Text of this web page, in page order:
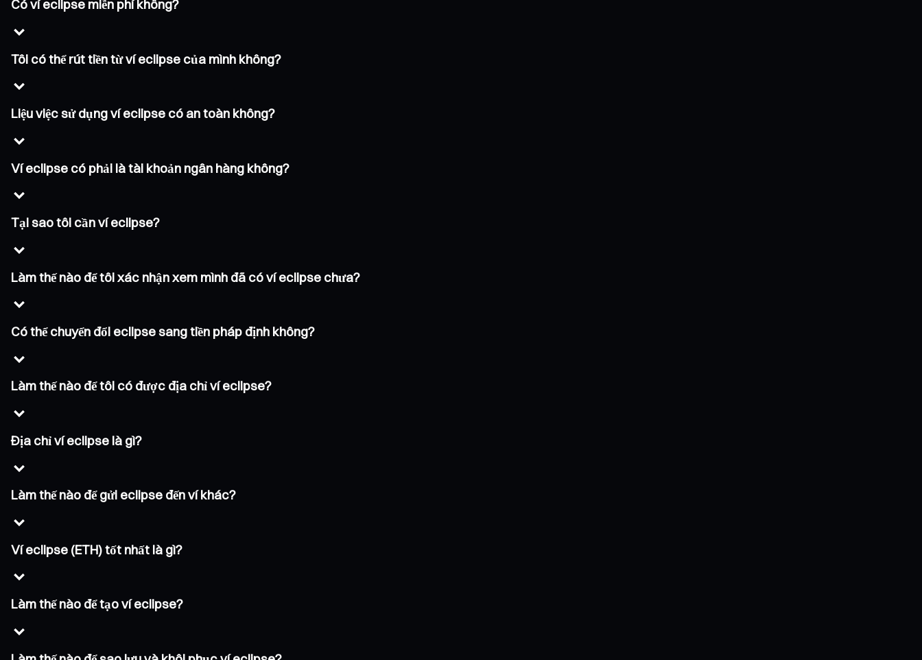
Có ví eclipse miễn phí không?
Tôi có thể rút tiền từ ví eclipse của mình không?
Liệu việc sử dụng ví eclipse có an toàn không?
Ví eclipse có phải là tài khoản ngân hàng không?
Tại sao tôi cần ví eclipse?
Làm thế nào để tôi xác nhận xem mình đã có ví eclipse chưa?
Có thể chuyển đổi eclipse sang tiền pháp định không?
Làm thế nào để tôi có được địa chỉ ví eclipse?
Địa chỉ ví eclipse là gì?
Làm thế nào để gửi eclipse đến ví khác?
Ví eclipse (ETH) tốt nhất là gì?
Làm thế nào để tạo ví eclipse?